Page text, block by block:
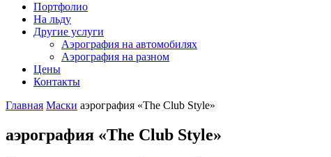
Портфолио
На льду
Другие услуги
Аэрография на автомобилях
Аэрография на разном
Цены
Контакты
Главная Маски аэрография «The Club Style»
аэрография «The Club Style»